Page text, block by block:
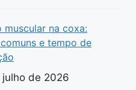
muscular na coxa:
e tempo de
julho de 2026